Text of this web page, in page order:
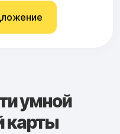
умной
карты